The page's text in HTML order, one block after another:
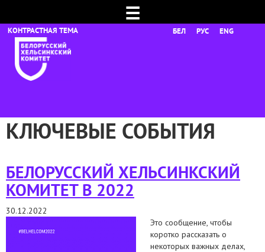
☰
БЕЛ РУС ENG
КЛЮЧЕВЫЕ СОБЫТИЯ
БЕЛОРУССКИЙ ХЕЛЬСИНКСКИЙ
КОМИТЕТ В 2022
30.12.2022
Это сообщение, чтобы
коротко рассказать о
некоторых важных делах,